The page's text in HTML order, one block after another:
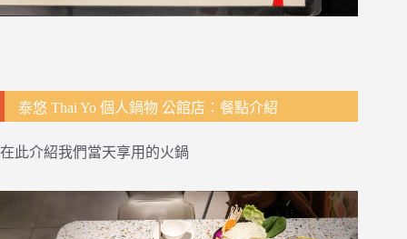
泰悠 Thai Yo 個人鍋物 公館店：餐點介紹
在此介紹我們當天享用的火鍋